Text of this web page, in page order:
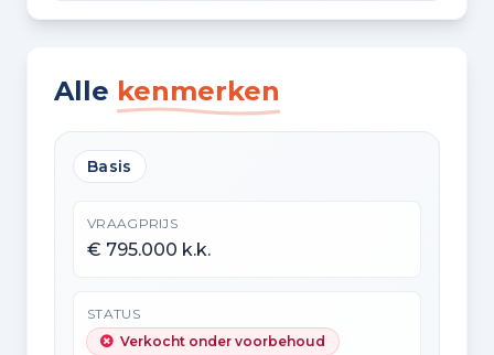
Alle kenmerken
Basis
VRAAGPRIJS
€ 795.000 k.k.
STATUS
Verkocht onder voorbehoud